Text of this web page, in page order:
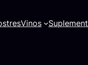
Vinos